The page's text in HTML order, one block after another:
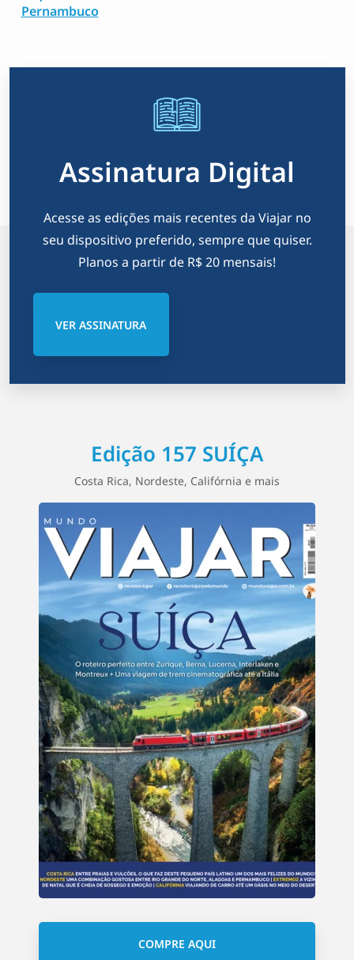
Pernambuco
Assinatura Digital
Acesse as edições mais recentes da Viajar no
seu dispositivo preferido, sempre que quiser.
Planos a partir de R$ 20 mensais!
VER ASSINATURA
Edição 157 SUÍÇA
Costa Rica, Nordeste, Califórnia e mais
COMPRE AQUI